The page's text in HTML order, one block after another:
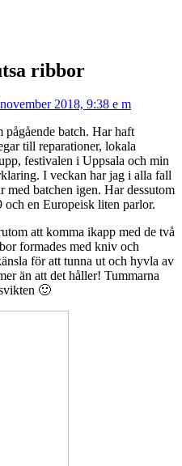
ribbor
2018, 9:38 e m
pågående batch. Har haft
till reparationer, lokala
festivalen i Uppsala och min
I veckan har jag i alla fall
batchen igen. Har dessutom
en Europeisk liten parlor.
att komma ikapp med de två
formades med kniv och
för att tunna ut och hyvla av
än att det håller! Tummarna
🙂